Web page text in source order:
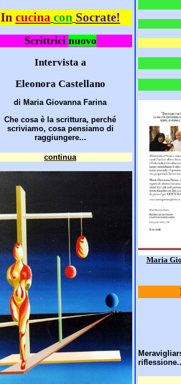
In cucina con Socrate!
Scrittrici nuovo
Intervista a
Eleonora Castellano
di Maria Giovanna Farina
Che cosa è la scrittura, perché
scriviamo, cosa pensiamo di
raggiungere...
continua
Maria